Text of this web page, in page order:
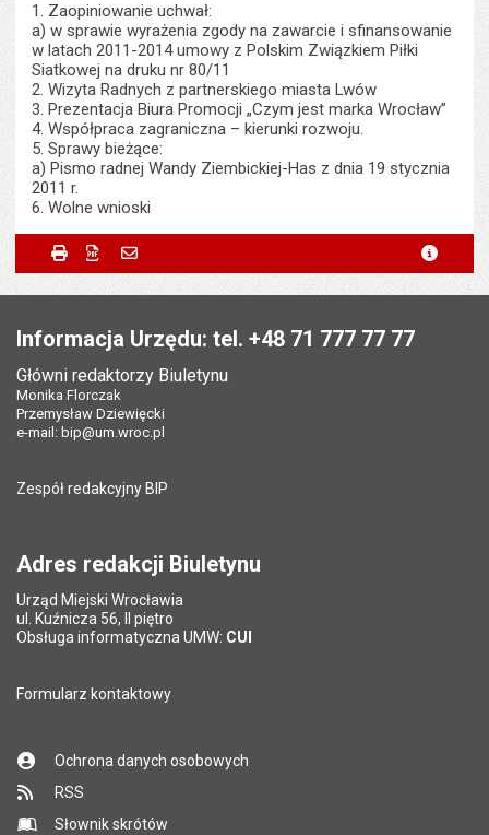
1. Zaopiniowanie uchwał:
a) w sprawie wyrażenia zgody na zawarcie i sfinansowanie
w latach 2011-2014 umowy z Polskim Związkiem Piłki
Siatkowej na druku nr 80/11
2. Wizyta Radnych z partnerskiego miasta Lwów
3. Prezentacja Biura Promocji „Czym jest marka Wrocław”
4. Współpraca zagraniczna – kierunki rozwoju.
5. Sprawy bieżące:
a) Pismo radnej Wandy Ziembickiej-Has z dnia 19 stycznia
2011 r.
6. Wolne wnioski
Metryczka
Podmiot udostępniający:
Urząd Miejski Wrocławia
Opublikował w BIP:
Data opublikowania:
Powiadom znajomego
Powiadom znajomego
Twoje imię i nazwisko
Twój adres e-mail Pole wymagane
Tytuł e-mailaPole wymagane
*
Adres e-mail znajomego
Pytanie antyspamowe
*
Pole wymagane
Drukuj Zapisz do PDF
Informacja Urzędu: tel. +48 71 777 77 77
Główni redaktorzy Biuletynu
Monika Florczak
Przemysław Dziewięcki
e-mail: bip@um.wroc.pl
Zespół redakcyjny BIP
Adres redakcji Biuletynu
Urząd Miejski Wrocławia
ul. Kuźnicza 56, II piętro
Obsługa informatyczna UMW: CUI
Formularz kontaktowy
Ochrona danych osobowych
RSS
Słownik skrótów